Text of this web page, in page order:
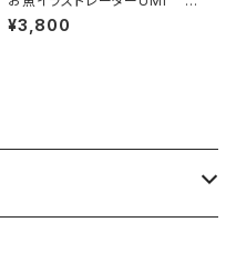
シャツ
¥3,800